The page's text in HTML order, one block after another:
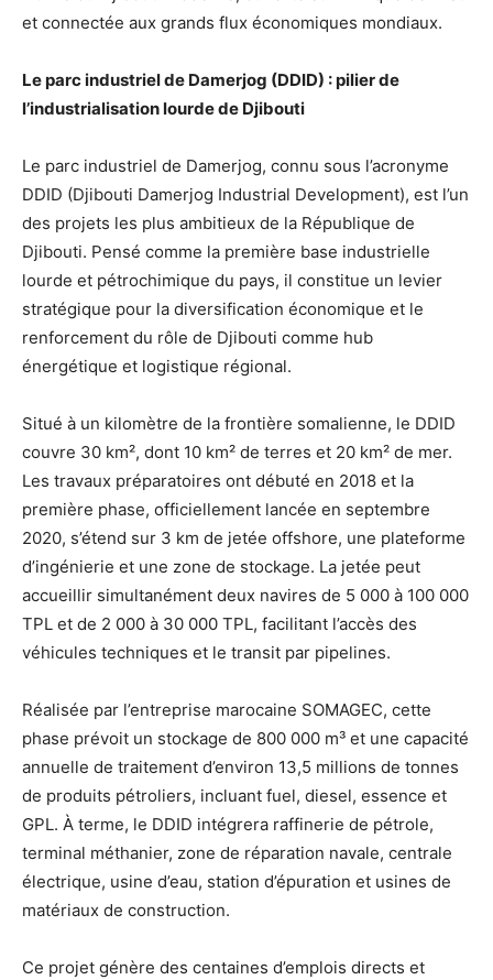
et connectée aux grands flux économiques mondiaux.
Le parc industriel de Damerjog (DDID) : pilier de
l’industrialisation lourde de Djibouti
Le parc industriel de Damerjog, connu sous l’acronyme
DDID (Djibouti Damerjog Industrial Development), est l’un
des projets les plus ambitieux de la République de
Djibouti. Pensé comme la première base industrielle
lourde et pétrochimique du pays, il constitue un levier
stratégique pour la diversification économique et le
renforcement du rôle de Djibouti comme hub
énergétique et logistique régional.
Situé à un kilomètre de la frontière somalienne, le DDID
couvre 30 km², dont 10 km² de terres et 20 km² de mer.
Les travaux préparatoires ont débuté en 2018 et la
première phase, officiellement lancée en septembre
2020, s’étend sur 3 km de jetée offshore, une plateforme
d’ingénierie et une zone de stockage. La jetée peut
accueillir simultanément deux navires de 5 000 à 100 000
TPL et de 2 000 à 30 000 TPL, facilitant l’accès des
véhicules techniques et le transit par pipelines.
Réalisée par l’entreprise marocaine SOMAGEC, cette
phase prévoit un stockage de 800 000 m³ et une capacité
annuelle de traitement d’environ 13,5 millions de tonnes
de produits pétroliers, incluant fuel, diesel, essence et
GPL. À terme, le DDID intégrera raffinerie de pétrole,
terminal méthanier, zone de réparation navale, centrale
électrique, usine d’eau, station d’épuration et usines de
matériaux de construction.
Ce projet génère des centaines d’emplois directs et